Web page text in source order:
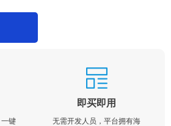
键
即买即用
无需开发人员，平台拥有海